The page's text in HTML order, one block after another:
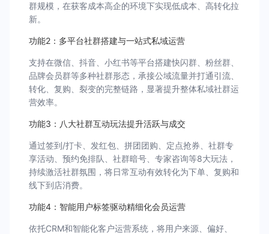
群规模，在获客成本高企的环境下实现低成本、高转化拉
新。
功能2：多平台社群搭建与一站式私域运营
支持在微信、抖音、小红书等平台搭建快闪群、粉丝群、
品牌会员群等多种社群形态，承接公域流量并打通引流、
转化、复购、裂变的完整链路，显著提升整体私域社群运
营效率。
功能3：八大社群互动玩法提升活跃与成交
通过签到/打卡、发红包、拼团团购、定点抢券、社群专
享活动、预约免排队、社群暗号、专家咨询等8大玩法，
持续激活社群氛围，将日常互动有效转化为下单、复购和
线下到店消费。
功能4：智能用户标签驱动精细化会员运营
依托CRM和智能化客户运营系统，将用户来源、偏好、